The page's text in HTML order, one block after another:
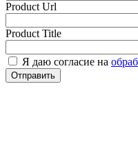
Product Url
Product Title
Я даю согласие на
Отправить